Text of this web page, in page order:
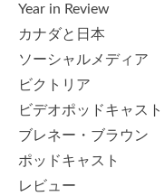
Year in Review
カナダと日本
ソーシャルメディア
ビクトリア
ビデオポッドキャスト
ブレネー・ブラウン
ポッドキャスト
レビュー